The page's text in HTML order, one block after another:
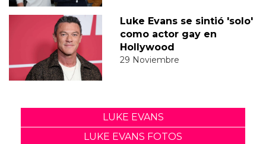
Luke Evans se sintió 'solo'
como actor gay en
Hollywood
29 Noviembre
LUKE EVANS
LUKE EVANS FOTOS